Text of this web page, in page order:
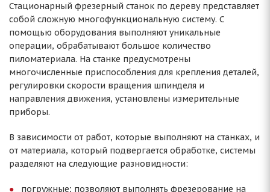
Стационарный фрезерный станок по дереву представляет
собой сложную многофункциональную систему. С
помощью оборудования выполняют уникальные
операции, обрабатывают большое количество
пиломатериала. На станке предусмотрены
многочисленные приспособления для крепления деталей,
регулировки скорости вращения шпинделя и
направления движения, установлены измерительные
приборы.
В зависимости от работ, которые выполняют на станках, и
от материала, который подвергается обработке, системы
разделяют на следующие разновидности:
погружные; позволяют выполнять фрезерование на